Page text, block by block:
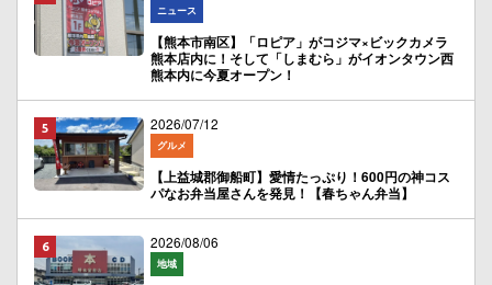
ニュース
【熊本市南区】「ロピア」がコジマ×ビックカメラ
熊本店内に！そして「しまむら」がイオンタウン西
熊本内に今夏オープン！
2026/07/12
グルメ
【上益城郡御船町】愛情たっぷり！600円の神コス
パなお弁当屋さんを発見！【春ちゃん弁当】
2026/08/06
地域